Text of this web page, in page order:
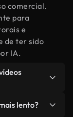
comercial.
para
e
de ter sido
IA.
lento?